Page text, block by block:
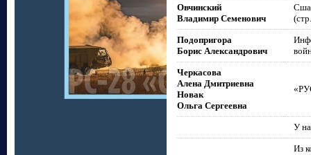
Овчинский
Владимир Семенович
Сша
Подопригора
Борис Александрович
Черкасова
Алена Дмитриевна
Новак
Ольга Сергеевна
У
Из